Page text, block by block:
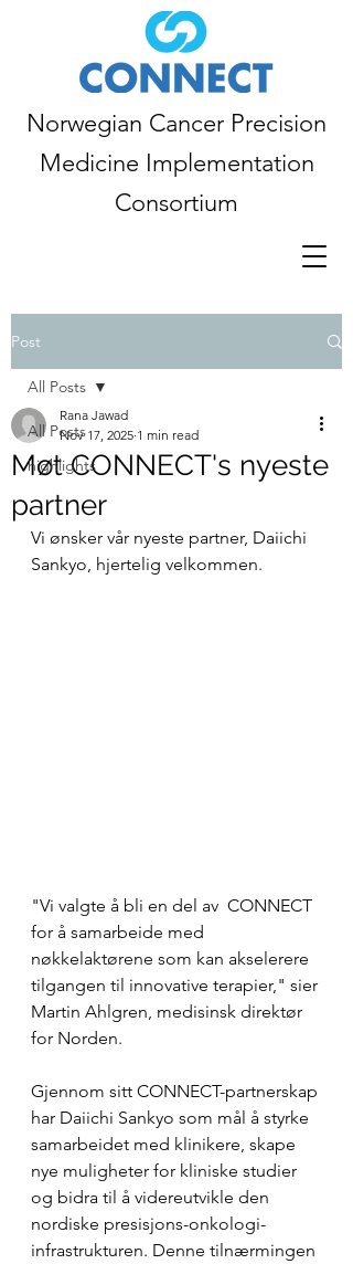
Norwegian Cancer Precision
Medicine Implementation
Consortium
Post
All Posts
highlights
All Posts
Møt CONNECT's nyeste
partner
Rana Jawad
Nov 17, 2025 1 min read
Vi ønsker vår nyeste partner, Daiichi
Sankyo, hjertelig velkommen.
"Vi valgte å bli en del av  CONNECT
for å samarbeide med
nøkkelaktørene som kan akselerere
tilgangen til innovative terapier," sier
Martin Ahlgren, medisinsk direktør
for Norden.
Gjennom sitt CONNECT-partnerskap
har Daiichi Sankyo som mål å styrke
samarbeidet med klinikere, skape
nye muligheter for kliniske studier
og bidra til å videreutvikle den
nordiske presisjons-onkologi­
infrastrukturen. Denne tilnærmingen